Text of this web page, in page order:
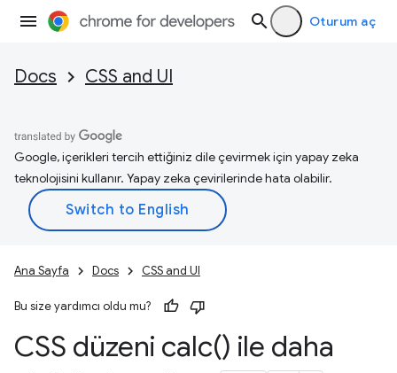
Oturum aç
Docs CSS and UI
Google, içerikleri tercih ettiğiniz dile çevirmek için yapay zeka
teknolojisini kullanır. Yapay zeka çevirilerinde hata olabilir.
Ana Sayfa Docs CSS and UI
Bu size yardımcı oldu mu?
CSS düzeni calc() ile daha